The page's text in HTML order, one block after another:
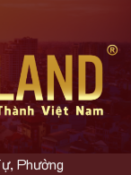
Phường